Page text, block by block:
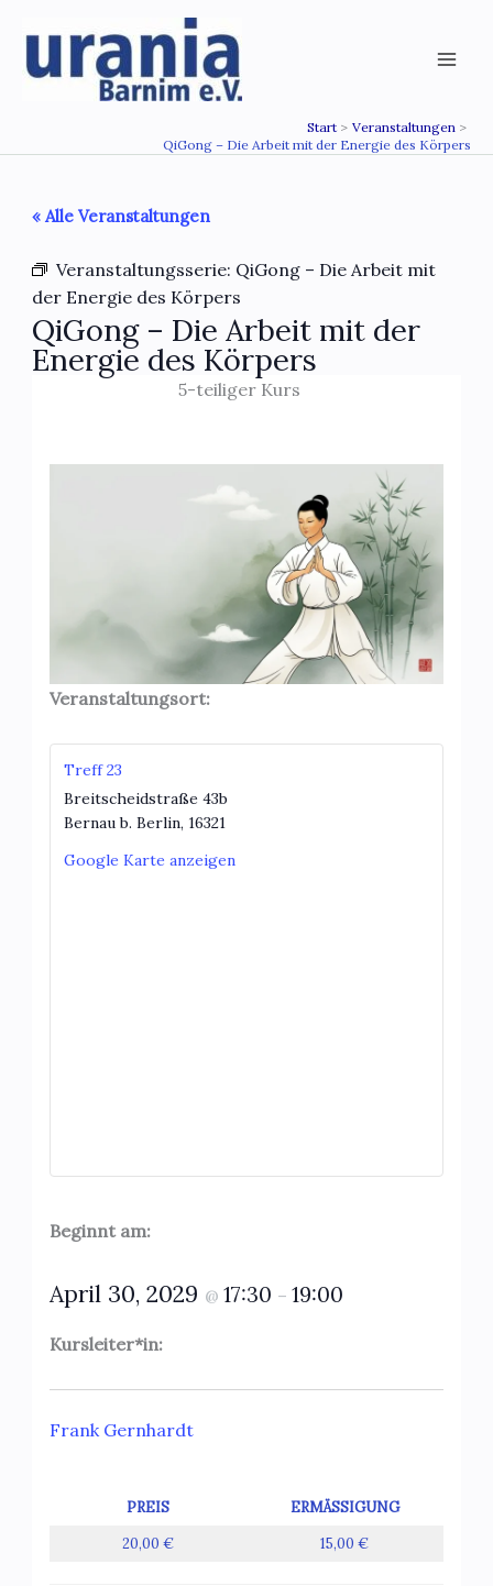
Inhalt
springen
Start
Veranstaltungen
QiGong – Die Arbeit mit der Energie des Körpers
« Alle Veranstaltungen
Veranstaltungsserie: QiGong – Die Arbeit mit
der Energie des Körpers
QiGong – Die Arbeit mit der
Energie des Körpers
5-teiliger Kurs
Veranstaltungsort:
Treff 23
Breitscheidstraße 43b
Bernau b. Berlin, 16321
Google Karte anzeigen
Beginnt am:
April 30, 2029 @ 17:30 – 19:00
Kursleiter*in:
Frank Gernhardt
PREIS
ERMÄSSIGUNG
20,00 €
15,00 €